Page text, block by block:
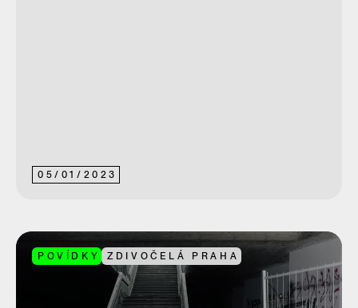
05/ 01/ 2023
POVÍDKY ZDIVOČELÁ PRAHA